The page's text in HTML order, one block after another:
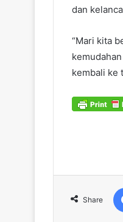
dan
“Mari kita
kembali ke
Share